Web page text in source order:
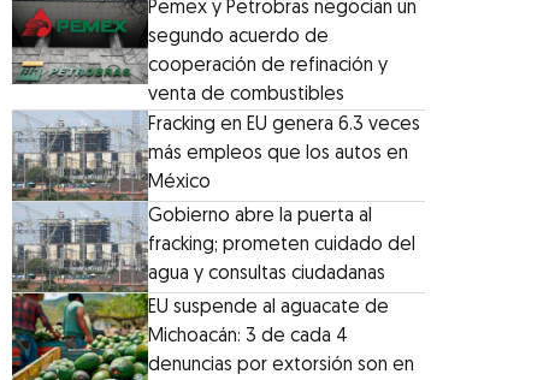
Pemex y Petrobras negocian un
segundo acuerdo de
cooperación de refinación y
venta de combustibles
Fracking en EU genera 6.3 veces
más empleos que los autos en
México
Gobierno abre la puerta al
fracking; prometen cuidado del
agua y consultas ciudadanas
EU suspende al aguacate de
Michoacán: 3 de cada 4
denuncias por extorsión son en